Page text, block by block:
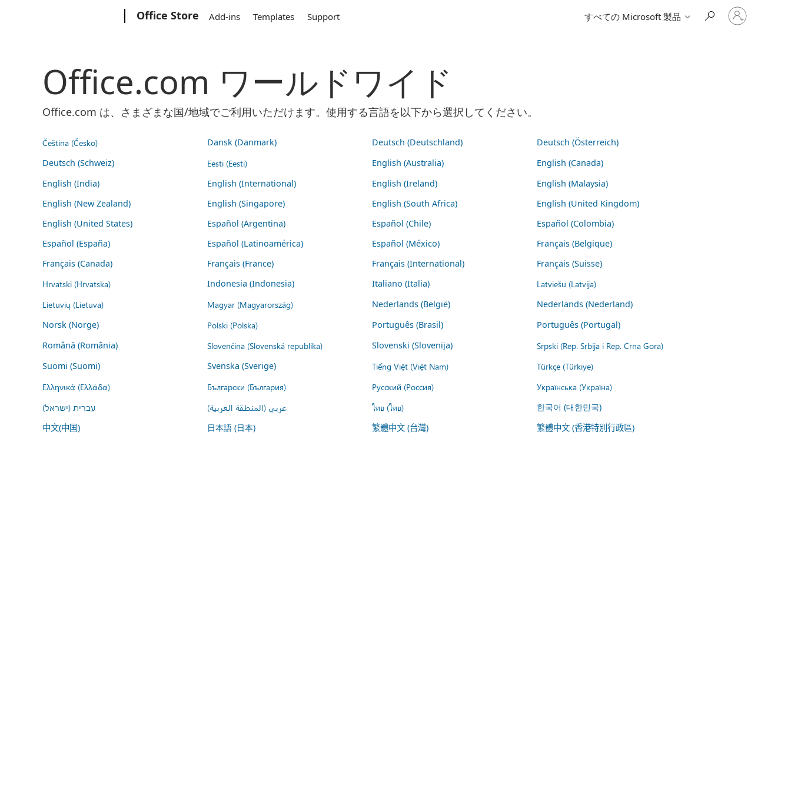
Office Store Add-ins Templates Support すべての Microsoft 製品
ア
カ
Office.com ワールドワイド
Office.com は、さまざまな国/地域でご利用いただけます。使用する言語を以下から選択してください。
Čeština (Česko) Dansk (Danmark) Deutsch (Deutschland)
Deutsch (Österreich)
Deutsch (Schweiz)
Eesti (Eesti) English (Australia)
English (Canada)
English (India)
English (International) English (Ireland)
English (Malaysia)
English (New Zealand)
English (Singapore) English (South Africa)
English (United Kingdom)
English (United States)
Español (Argentina) Español (Chile)
Español (Colombia)
Español (España)
Español (Latinoamérica) Español (México)
Français (Belgique)
Français (Canada)
Français (France) Français (International) Français (Suisse)
Hrvatski (Hrvatska) Indonesia (Indonesia) Italiano (Italia)
Latviešu (Latvija)
Lietuvių (Lietuva)
Magyar (Magyarország) Nederlands (België)
Nederlands (Nederland)
Norsk (Norge)
Polski (Polska) Português (Brasil)
Português (Portugal)
Română (România)
Slovenčina (Slovenská republika) Slovenski (Slovenija) Srpski (Rep. Srbija i Rep. Crna Gora)
Suomi (Suomi) Svenska (Sverige) Tiếng Việt (Việt Nam)
Türkçe (Türkiye)
Ελληνικά (Ελλάδα)
Български (България) Русский (Россия)
Українська (Україна)
עברית (ישראל)
عربي (المنطقة العربية) ไทย (ไทย)
한국어 (대한민국)
中文(中国)
日本語 (日本) 繁體中文 (台灣) 繁體中文 (香港特別行政區)